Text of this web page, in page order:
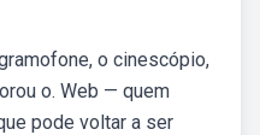
o cinescópio,
o. Web — quem
pode voltar a ser